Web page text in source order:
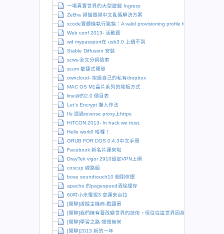
一場真實世界的大型遊戲 Ingress
ZeBra 掃描器掃中文亂碼解決方案
xcode實體機執行跳錯：A valid provisioning profile for this
Web conf 2013- 活動篇
wd mypassport在 usb3.0 上讀不到
Stable Diffusion 安裝
scws-全文分詞檢索
scum 敏捷式開發
owncloud- 架設自己的私有dropbox
MAC OS M1晶片系列的降板方式
line@的2.0 價目表
Let’s Encrypt 懶人作法
IIs 透過reverse proxy上https
HITCON 2013- In hack we trust.
Hello world! 哈囉！
GRUB FOR DOS 0.4.3中文手冊
Facebook 新名片運來啦
DrayTek vigor 2910設定VPN上網
coscup 線路組
bose soundtouch10 關閉休眠
apache 的pagespeed清除緩存
60吋小米電視3 空運來台拉
[閒聊]虛擬主機商-戰國策
[閒聊]我們擁有著改變世界的技術，但往往這世界因為保守而拒絕改變
[閒聊]學習之路 慢慢無常
[閒聊]2013 新的一年